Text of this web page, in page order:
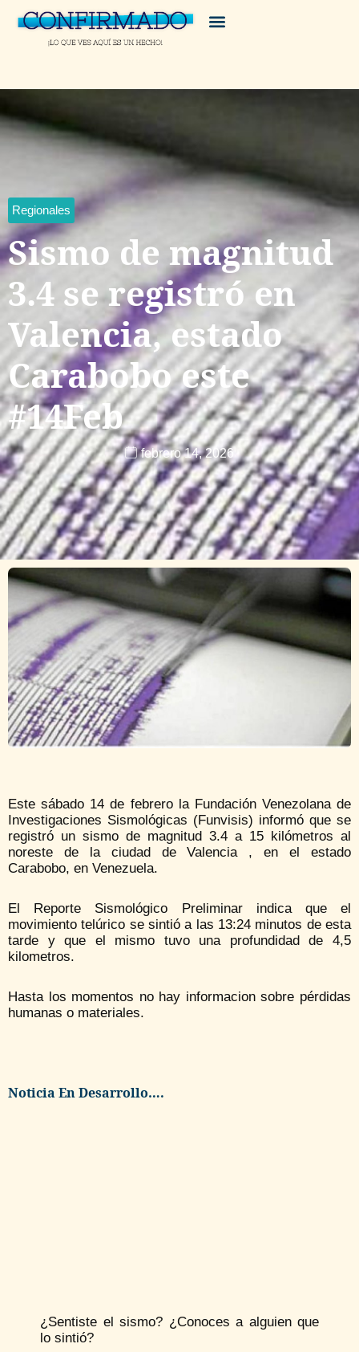
Regionales
Sismo de magnitud
3.4 se registró en
Valencia, estado
Carabobo este
#14Feb
febrero 14, 2026
Este sábado 14 de febrero la Fundación Venezolana de
Investigaciones Sismológicas (Funvisis) informó que se
registró un sismo de magnitud 3.4 a 15 kilómetros al
noreste de la ciudad de Valencia , en el estado
Carabobo, en Venezuela.
El Reporte Sismológico Preliminar indica que el
movimiento telúrico se sintió a las 13:24 minutos de esta
tarde y que el mismo tuvo una profundidad de 4,5
kilometros.
Hasta los momentos no hay informacion sobre pérdidas
humanas o materiales.
Noticia En Desarrollo….
¿Sentiste el sismo? ¿Conoces a alguien que
lo sintió?